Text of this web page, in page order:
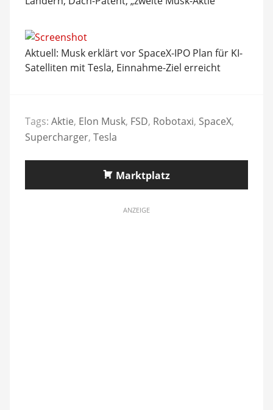
Aktuell: Musk erklärt vor SpaceX-IPO Plan für KI-
Satelliten mit Tesla, Einnahme-Ziel erreicht
Tags: Aktie, Elon Musk, FSD, Robotaxi, SpaceX,
Supercharger, Tesla
Marktplatz
ANZEIGE